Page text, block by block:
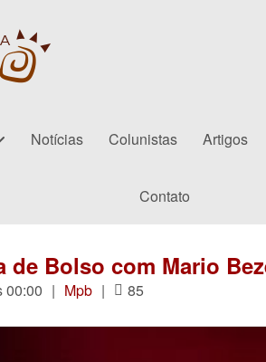
Notícias Colunistas Artigos
Contato
de Bolso com Mario
00:00 | Mpb | 85